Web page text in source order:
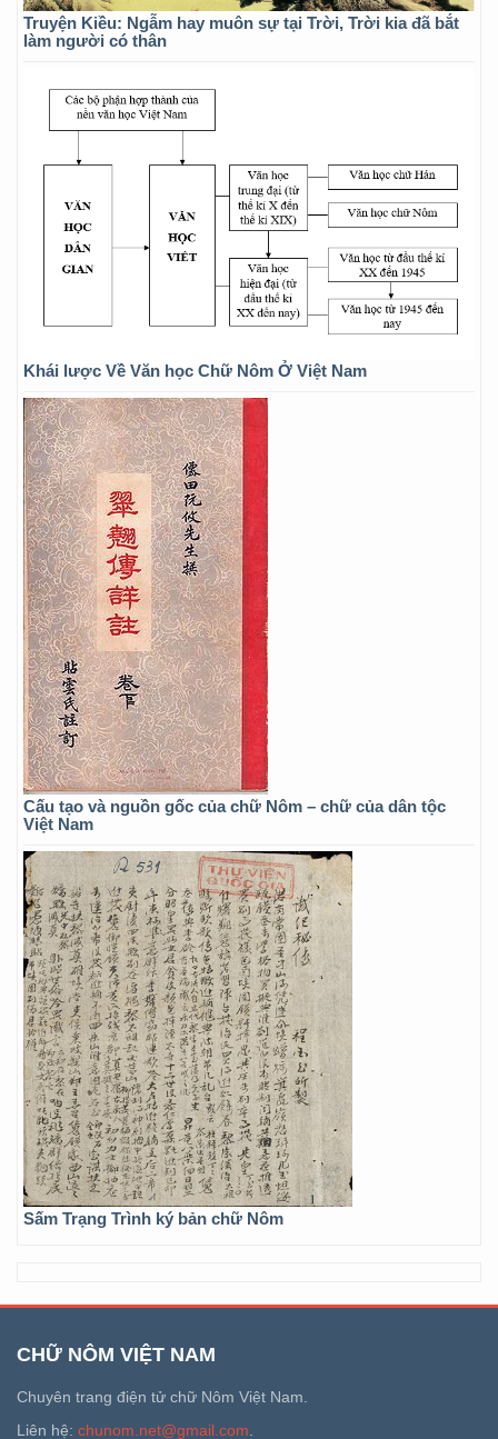
Truyện Kiều: Ngẫm hay muôn sự tại Trời, Trời kia đã bắt
làm người có thân
Khái lược Về Văn học Chữ Nôm Ở Việt Nam
Cấu tạo và nguồn gốc của chữ Nôm – chữ của dân tộc
Việt Nam
Sấm Trạng Trình ký bản chữ Nôm
CHỮ NÔM VIỆT NAM
Chuyên trang điện tử chữ Nôm Việt Nam.
Liên hệ: chunom.net@gmail.com